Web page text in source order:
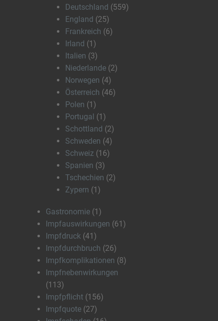
Deutschland (559)
England (25)
Frankreich (6)
Irland (1)
Italien (3)
Niederlande (2)
Norwegen (4)
Österreich (46)
Polen (1)
Portugal (1)
Schottland (2)
Schweden (4)
Schweiz (16)
Spanien (3)
Tschechien (2)
Zypern (1)
Gastronomie (1)
Impfauswirkungen (61)
Impfdruck (41)
Impfdurchbruch (26)
Impfkomplikationen (8)
Impfnebenwirkungen
(113)
Impfpflicht (156)
Impfquote (27)